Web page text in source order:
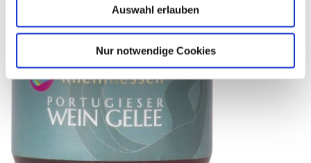
Auswahl erlauben
Nur notwendige Cookies